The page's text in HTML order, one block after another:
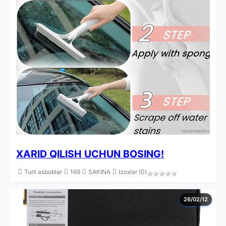
XARID QILISH UCHUN BOSING!
Turli asboblar 169 SAKINA Izoxlar (0)
26/02/12